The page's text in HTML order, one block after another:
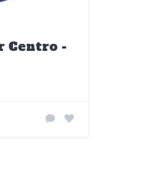
Centro -